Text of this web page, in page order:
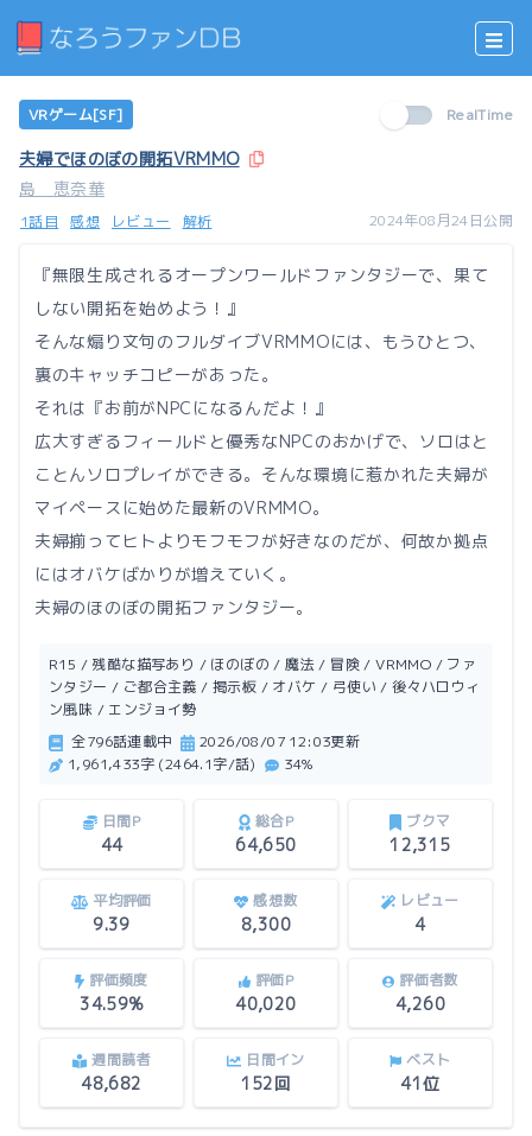
VRゲーム[SF] RealTime
夫婦でほのぼの開拓VRMMO
島 恵奈華
1話目 感想 レビュー 解析 2024年08月24日公開
『無限生成されるオープンワールドファンタジーで、果て
しない開拓を始めよう！』
そんな煽り文句のフルダイブVRMMOには、もうひとつ、
裏のキャッチコピーがあった。
それは『お前がNPCになるんだよ！』
広大すぎるフィールドと優秀なNPCのおかげで、ソロはと
ことんソロプレイができる。そんな環境に惹かれた夫婦が
マイペースに始めた最新のVRMMO。
夫婦揃ってヒトよりモフモフが好きなのだが、何故か拠点
にはオバケばかりが増えていく。
夫婦のほのぼの開拓ファンタジー。
R15 / 残酷な描写あり / ほのぼの / 魔法 / 冒険 / VRMMO / ファ
ンタジー / ご都合主義 / 掲示板 / オバケ / 弓使い / 後々ハロウィ
ン風味 / エンジョイ勢
全796話連載中
2026/08/07 12:03更新
1,961,433字 (2464.1字/話)
34%
日間P
44
総合P
64,650
ブクマ
12,315
平均評価
9.39
感想数
8,300
レビュー
4
評価頻度
34.59%
評価P
40,020
評価者数
4,260
週間読者
48,682
日間イン
152回
ベスト
41位